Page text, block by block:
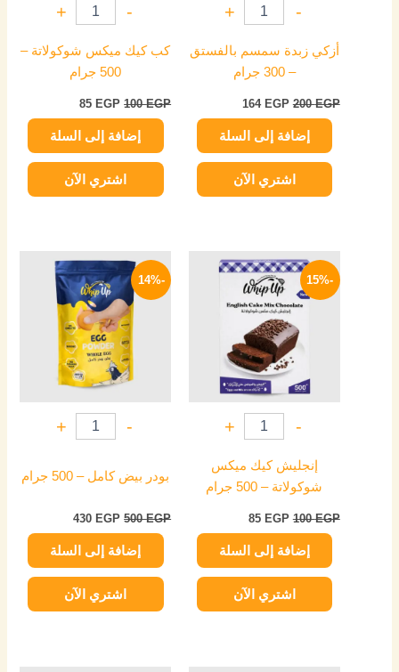
-
+
أزكي زبدة سمسم بالفستق
– 300 جرام
200EGP
164 EGP
إضافة إلى السلة
اشتري الآن
-
+
كب كيك ميكس شوكولاتة –
500 جرام
100EGP
85 EGP
إضافة إلى السلة
اشتري الآن
-15%
-
+
إنجليش كيك ميكس
شوكولاتة – 500 جرام
100EGP
السعر
الأصلي
هو:
100 EGP.
85 EGP
السعر
الحالي
هو:
85 EGP.
إضافة إلى السلة
اشتري الآن
-14%
-
+
بودر بيض كامل – 500 جرام
500EGP
السعر
الأصلي
هو:
500 EGP.
430 EGP
السعر
الحالي
هو:
430 EGP.
إضافة إلى السلة
اشتري الآن